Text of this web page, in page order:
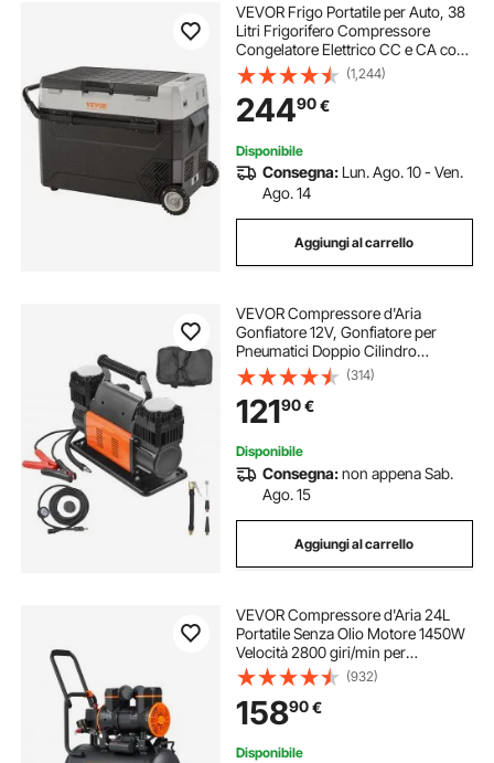
VEVOR Frigo Portatile per Auto, 38
Litri Frigorifero Compressore
Congelatore Elettrico CC e CA con
Manico Telescopico e Ruote per
Campeggio 0,6kW.h Da -20°C a
10°C Regolabile per Auto Camion
Barca
(1,244)
24490€
Disponibile
Consegna: Lun. Ago. 10 - Ven.
Ago. 14
Aggiungi al carrello
VEVOR Compressore d'Aria
Gonfiatore 12V, Gonfiatore per
Pneumatici Doppio Cilindro
Portatile, Kit Gonfiatore per
Pneumatici da 300 L/min, 10,3 Bar,
con Adattatori, per Camion, Auto,
SUV, 4x4, RV
(314)
12190€
Disponibile
Consegna:non appena Sab.
Ago. 15
Aggiungi al carrello
VEVOR Compressore d'Aria 24L
Portatile Senza Olio Motore 1450W
Velocità 2800 giri/min per
Aerografo Inchiodatura,
Compressore d'Aria a Secco
Portatile Rumore 70dB 2 Silenziatori
Temperatura -50℃ - 40℃
(932)
15890€
Disponibile